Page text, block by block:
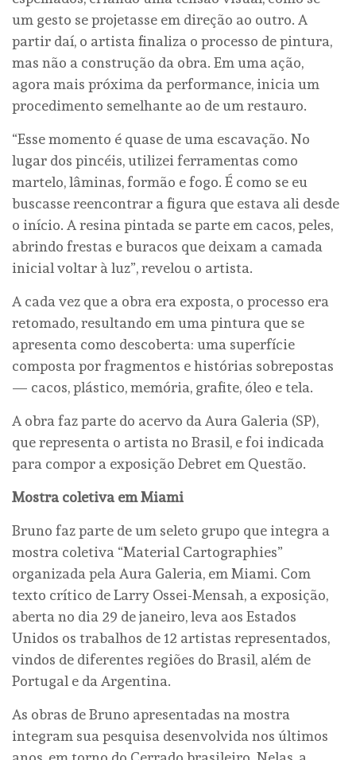
um gesto se projetasse em direção ao outro. A
partir daí, o artista finaliza o processo de pintura,
mas não a construção da obra. Em uma ação,
agora mais próxima da performance, inicia um
procedimento semelhante ao de um restauro.
“Esse momento é quase de uma escavação. No
lugar dos pincéis, utilizei ferramentas como
martelo, lâminas, formão e fogo. É como se eu
buscasse reencontrar a figura que estava ali desde
o início. A resina pintada se parte em cacos, peles,
abrindo frestas e buracos que deixam a camada
inicial voltar à luz”, revelou o artista.
A cada vez que a obra era exposta, o processo era
retomado, resultando em uma pintura que se
apresenta como descoberta: uma superfície
composta por fragmentos e histórias sobrepostas
— cacos, plástico, memória, grafite, óleo e tela.
A obra faz parte do acervo da Aura Galeria (SP),
que representa o artista no Brasil, e foi indicada
para compor a exposição Debret em Questão.
Mostra coletiva em Miami
Bruno faz parte de um seleto grupo que integra a
mostra coletiva “Material Cartographies”
organizada pela Aura Galeria, em Miami. Com
texto crítico de Larry Ossei-Mensah, a exposição,
aberta no dia 29 de janeiro, leva aos Estados
Unidos os trabalhos de 12 artistas representados,
vindos de diferentes regiões do Brasil, além de
Portugal e da Argentina.
As obras de Bruno apresentadas na mostra
integram sua pesquisa desenvolvida nos últimos